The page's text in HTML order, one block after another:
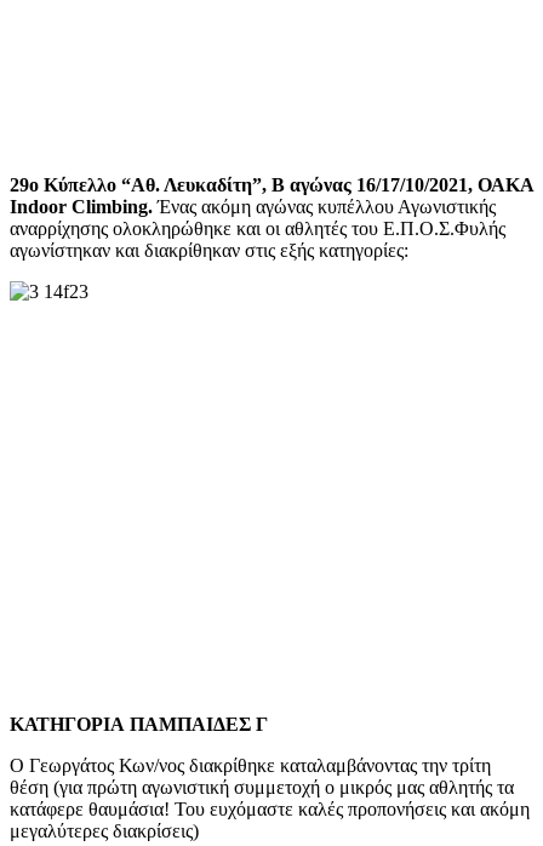
29ο Κύπελλο “Αθ. Λευκαδίτη”, Β αγώνας 16/17/10/2021, ΟΑΚΑ
Indoor Climbing.Ένας ακόμη αγώνας κυπέλλου Αγωνιστικής
αναρρίχησης ολοκληρώθηκε και οι αθλητές του Ε.Π.Ο.Σ.Φυλής
αγωνίστηκαν και διακρίθηκαν στις εξής κατηγορίες:
ΚΑΤΗΓΟΡΙΑ ΠΑΜΠΑΙΔΕΣ Γ
Ο Γεωργάτος Κων/νος διακρίθηκε καταλαμβάνοντας την τρίτη
θέση (για πρώτη αγωνιστική συμμετοχή ο μικρός μας αθλητής τα
κατάφερε θαυμάσια! Του ευχόμαστε καλές προπονήσεις και ακόμη
μεγαλύτερες διακρίσεις)